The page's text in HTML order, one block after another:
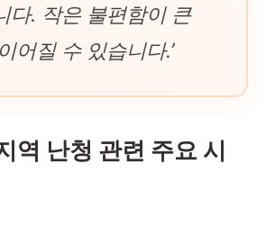
다. 작은 불편함이 큰
어질 수 있습니다.’
역 난청 관련 주요 시